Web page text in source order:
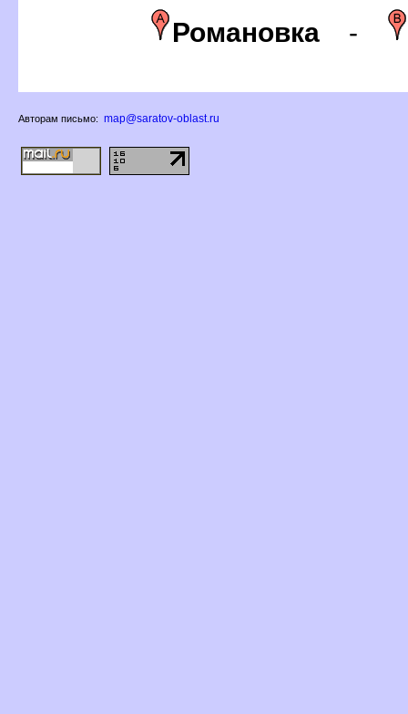
Романовка -
Авторам письмо: map@saratov-oblast.ru